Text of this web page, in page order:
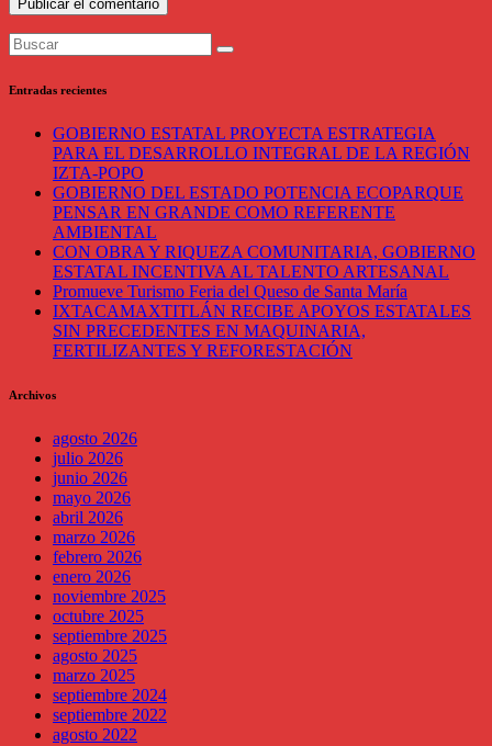
Entradas recientes
GOBIERNO ESTATAL PROYECTA ESTRATEGIA
PARA EL DESARROLLO INTEGRAL DE LA REGIÓN
IZTA-POPO
GOBIERNO DEL ESTADO POTENCIA ECOPARQUE
PENSAR EN GRANDE COMO REFERENTE
AMBIENTAL
CON OBRA Y RIQUEZA COMUNITARIA, GOBIERNO
ESTATAL INCENTIVA AL TALENTO ARTESANAL
Promueve Turismo Feria del Queso de Santa María
IXTACAMAXTITLÁN RECIBE APOYOS ESTATALES
SIN PRECEDENTES EN MAQUINARIA,
FERTILIZANTES Y REFORESTACIÓN
Archivos
agosto 2026
julio 2026
junio 2026
mayo 2026
abril 2026
marzo 2026
febrero 2026
enero 2026
noviembre 2025
octubre 2025
septiembre 2025
agosto 2025
marzo 2025
septiembre 2024
septiembre 2022
agosto 2022